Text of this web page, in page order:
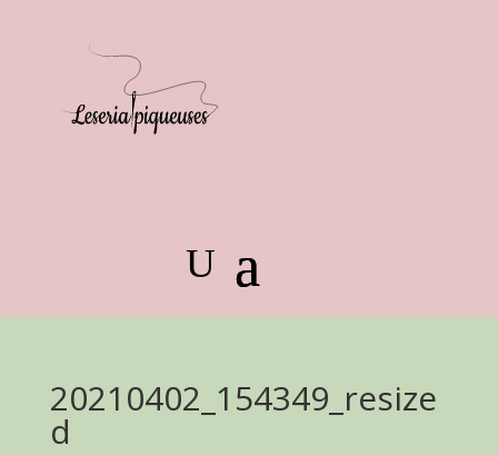
20210402_154349_resize
d